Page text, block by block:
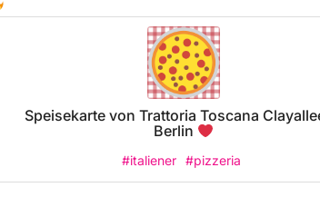
Speisekarte von Trattoria Toscana
Berlin
#italiener #pizzeria